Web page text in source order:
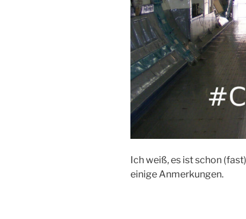
Ich weiß, es ist schon
einige Anmerkungen.